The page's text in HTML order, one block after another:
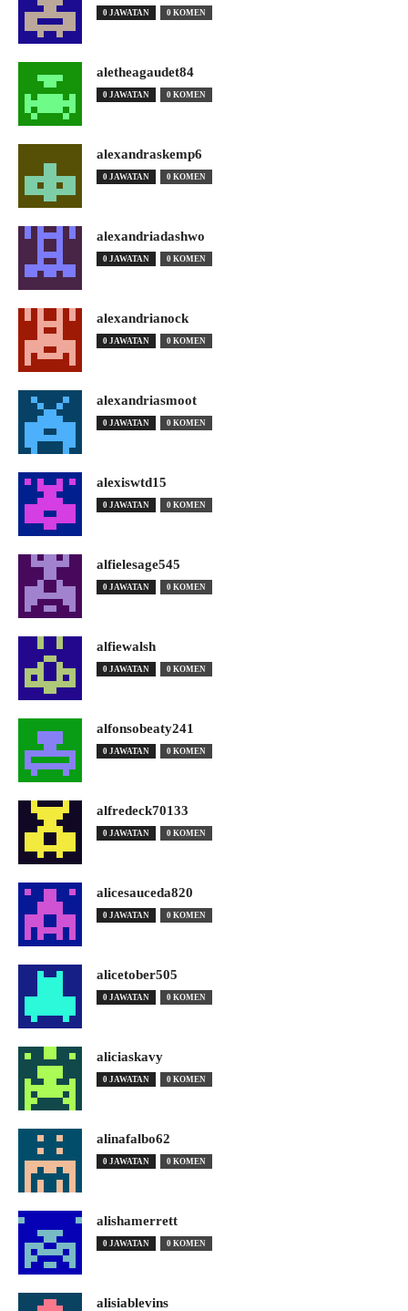
0 JAWATAN 0 KOMEN
aletheagaudet84
0 JAWATAN 0 KOMEN
alexandraskemp6
0 JAWATAN 0 KOMEN
alexandriadashwo
0 JAWATAN 0 KOMEN
alexandrianock
0 JAWATAN 0 KOMEN
alexandriasmoot
0 JAWATAN 0 KOMEN
alexiswtd15
0 JAWATAN 0 KOMEN
alfielesage545
0 JAWATAN 0 KOMEN
alfiewalsh
0 JAWATAN 0 KOMEN
alfonsobeaty241
0 JAWATAN 0 KOMEN
alfredeck70133
0 JAWATAN 0 KOMEN
alicesauceda820
0 JAWATAN 0 KOMEN
alicetober505
0 JAWATAN 0 KOMEN
aliciaskavy
0 JAWATAN 0 KOMEN
alinafalbo62
0 JAWATAN 0 KOMEN
alishamerrett
0 JAWATAN 0 KOMEN
alisiablevins